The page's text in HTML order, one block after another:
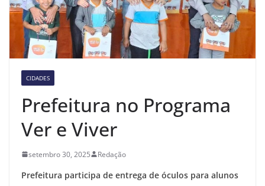
CIDADES
Prefeitura no Programa
Ver e Viver
setembro 30, 2025 Redação
Prefeitura participa de entrega de óculos para alunos